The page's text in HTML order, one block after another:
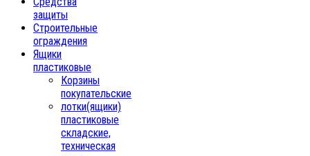
защиты
Строительные
ограждения
Ящики
пластиковые
Корзины
покупательские
лотки(ящики)
пластиковые
складские,
техническая